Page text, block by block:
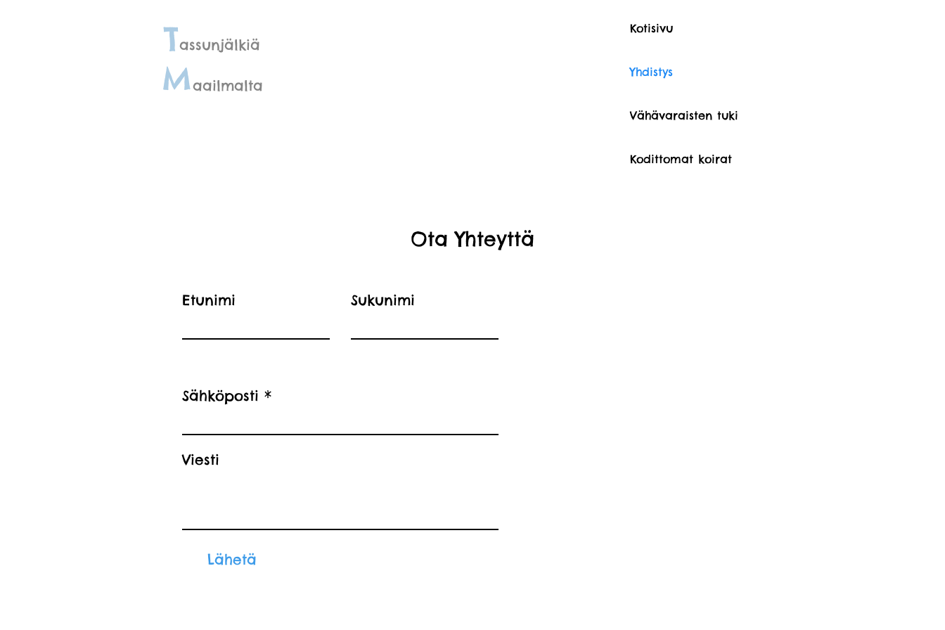
Tassunjälkiä
Maailmalta
Kotisivu
Yhdistys
Vähävaraisten tuki
Kodittomat koirat
Ota Yhteyttä
Etunimi Sukunimi
Sähköposti
Viesti
Lähetä